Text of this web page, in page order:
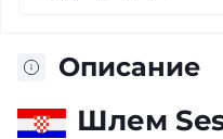
Описание
Шлем